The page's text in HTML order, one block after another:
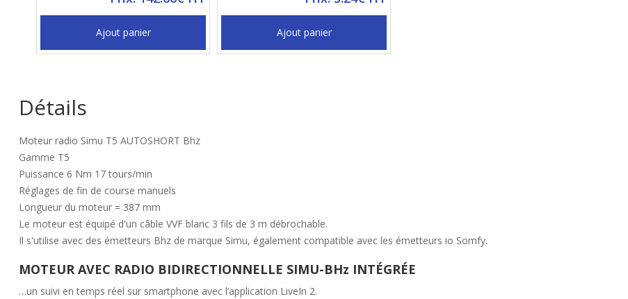
Ajout panier Ajout panier
Détails
Moteur radio Simu T5 AUTOSHORT Bhz
Gamme T5
Puissance 6 Nm 17 tours/min
Réglages de fin de course manuels
Longueur du moteur = 387 mm
Le moteur est équipé d'un câble VVF blanc 3 fils de 3 m débrochable.
Il s'utilise avec des émetteurs Bhz de marque Simu, également compatible avec les émetteurs io Somfy.
MOTEUR AVEC RADIO BIDIRECTIONNELLE SIMU-BHz INTÉGRÉE
…un suivi en temps réel sur smartphone avec l’application LiveIn 2.